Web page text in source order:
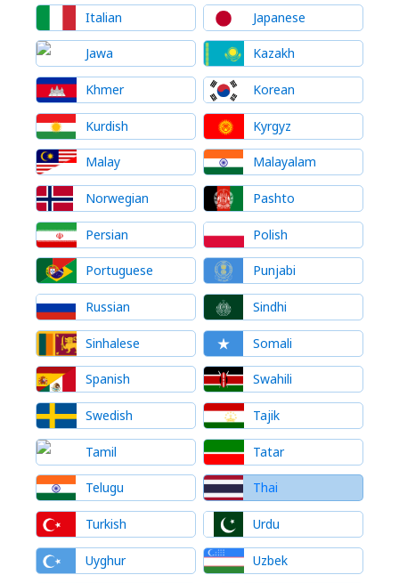
Italian Japanese
Jawa Kazakh
Khmer Korean
Kurdish Kyrgyz
Malay Malayalam
Norwegian Pashto
Persian Polish
Portuguese Punjabi
Russian Sindhi
Sinhalese Somali
Spanish Swahili
Swedish Tajik
Tamil Tatar
Telugu Thai
Turkish Urdu
Uyghur Uzbek